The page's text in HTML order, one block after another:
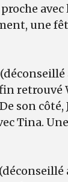
une
(déconseillé
retrouvé
son
Tina.
(déconseillé